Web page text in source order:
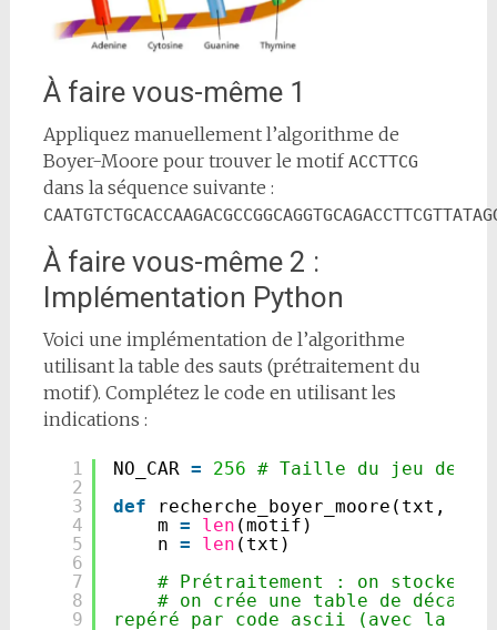
À faire vous-même 1
Appliquez manuellement l’algorithme de
Boyer-Moore pour trouver le motifACCTTCG
dans la séquence suivante :
À faire vous-même 2 :
Implémentation Python
Voici une implémentation de l’algorithme
utilisant la table des sauts (prétraitement du
motif). Complétez le code en utilisant les
indications :
1
2
3
4
5
6
7
8
9
NO_CAR = 256 # Taille du jeu de
def
recherche_boyer_moore(txt,
m = len (motif)
n = len (txt)
# Prétraitement : on stocke la
# on crée une table de
repéré par code ascii (avec la